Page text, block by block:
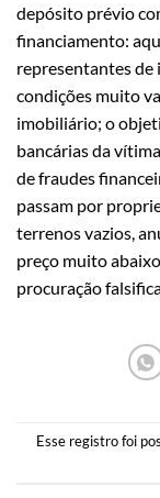
depósito prévio
financiamento:
representantes de
condições muito
imobiliário; o
bancárias da
de fraudes
passam por
terrenos vazios,
preço muito
procuração
Esse registro foi